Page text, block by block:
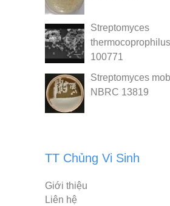
Streptomyces
100771
Streptomyces
NBRC 13819
TT Chủng Vi Sinh
Giới thiệu
Liên hệ